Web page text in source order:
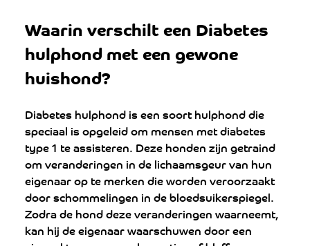
Waarin verschilt een Diabetes
hulphond met een gewone
huishond?
Diabetes hulphond is een soort hulphond die
speciaal is opgeleid om mensen met diabetes
type 1 te assisteren. Deze honden zijn getraind
om veranderingen in de lichaamsgeur van hun
eigenaar op te merken die worden veroorzaakt
door schommelingen in de bloedsuikerspiegel.
Zodra de hond deze veranderingen waarneemt,
kan hij de eigenaar waarschuwen door een